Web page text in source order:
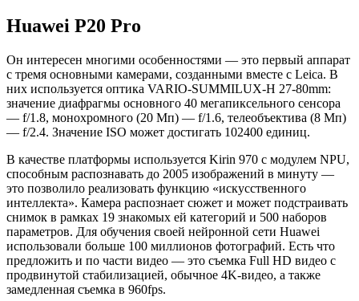
Huawei P20 Pro
Он интересен многими особенностями — это первый аппарат
с тремя основными камерами, созданными вместе с Leica. В
них используется оптика VARIO-SUMMILUX-H 27-80mm:
значение диафрагмы основного 40 мегапиксельного сенсора
— f/1.8, монохромного (20 Мп) — f/1.6, телеобъектива (8 Мп)
— f/2.4. Значение ISO может достигать 102400 единиц.
В качестве платформы используется Kirin 970 с модулем NPU,
способным распознавать до 2005 изображений в минуту —
это позволило реализовать функцию «искусственного
интеллекта». Камера распознает сюжет и может подстраивать
снимок в рамках 19 знакомых ей категорий и 500 наборов
параметров. Для обучения своей нейронной сети Huawei
использовали больше 100 миллионов фотографий. Есть что
предложить и по части видео — это съемка Full HD видео с
продвинутой стабилизацией, обычное 4K-видео, а также
замедленная съемка в 960fps.